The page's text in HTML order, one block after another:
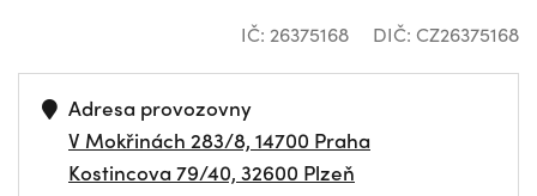
IČ: 26375168 DIČ: CZ26375168
Adresa provozovny
V Mokřinách 283/8, 14700 Praha
Kostincova 79/40, 32600 Plzeň